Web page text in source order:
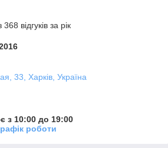
відгуків за рік
33, Харків, Україна
з 10:00 до 19:00
роботи